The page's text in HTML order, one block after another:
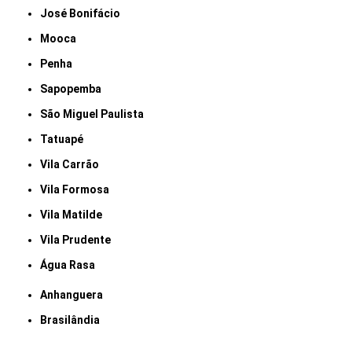
José Bonifácio
Mooca
Penha
Sapopemba
São Miguel Paulista
Tatuapé
Vila Carrão
Vila Formosa
Vila Matilde
Vila Prudente
Água Rasa
Anhanguera
Brasilândia